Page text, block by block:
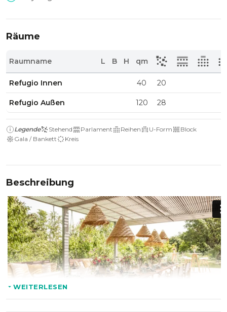
Räume
Raumname L B H qm
Refugio Innen 40 20
Refugio Außen 120 28
Legende Stehend Parlament Reihen U-Form
Block
Gala / Bankett
Kreis
Beschreibung
WEITERLESEN